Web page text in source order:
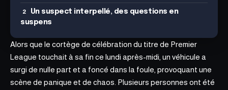
Un suspect interpellé, des questions en
suspens
Alors que le cortège de célébration du titre de Premier
League touchait à sa fin ce lundi après-midi, un véhicule a
surgi de nulle part et a foncé dans la foule, provoquant une
scène de panique et de chaos. Plusieurs personnes ont été